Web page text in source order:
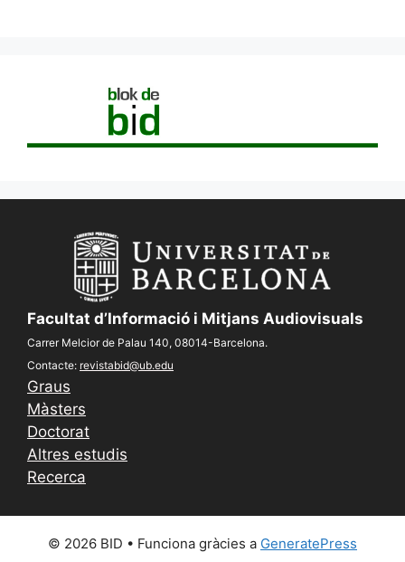
Facultat d’Informació i Mitjans Audiovisuals
Carrer Melcior de Palau 140, 08014-Barcelona.
Contacte: revistabid@ub.edu
Graus
Màsters
Doctorat
Altres estudis
Recerca
© 2026 BID • Funciona gràcies a GeneratePress